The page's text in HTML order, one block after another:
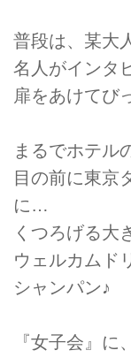
普段は、某大
名人がインタ
扉をあけてび
まるでホテル
目の前に東京
に…
くつろげる大
ウェルカムド
シャンパン♪
『女子会』に